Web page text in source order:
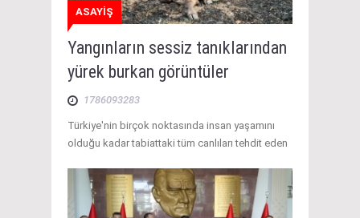
ASAYİŞ
Yangınların sessiz tanıklarından
yürek burkan görüntüler
1786093283
Türkiye'nin birçok noktasında insan yaşamını
olduğu kadar tabiattaki tüm canlıları tehdit eden